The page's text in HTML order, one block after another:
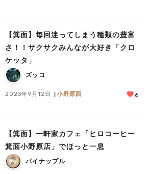
【箕面】毎回迷ってしまう種類の豊富
さ！！サクサクみんなが大好き「クロ
ケッタ」
ズッコ
2023年9月12日 小野原西 6
【箕面】一軒家カフェ「ヒロコーヒー
箕面小野原店」でほっと一息
パイナップル